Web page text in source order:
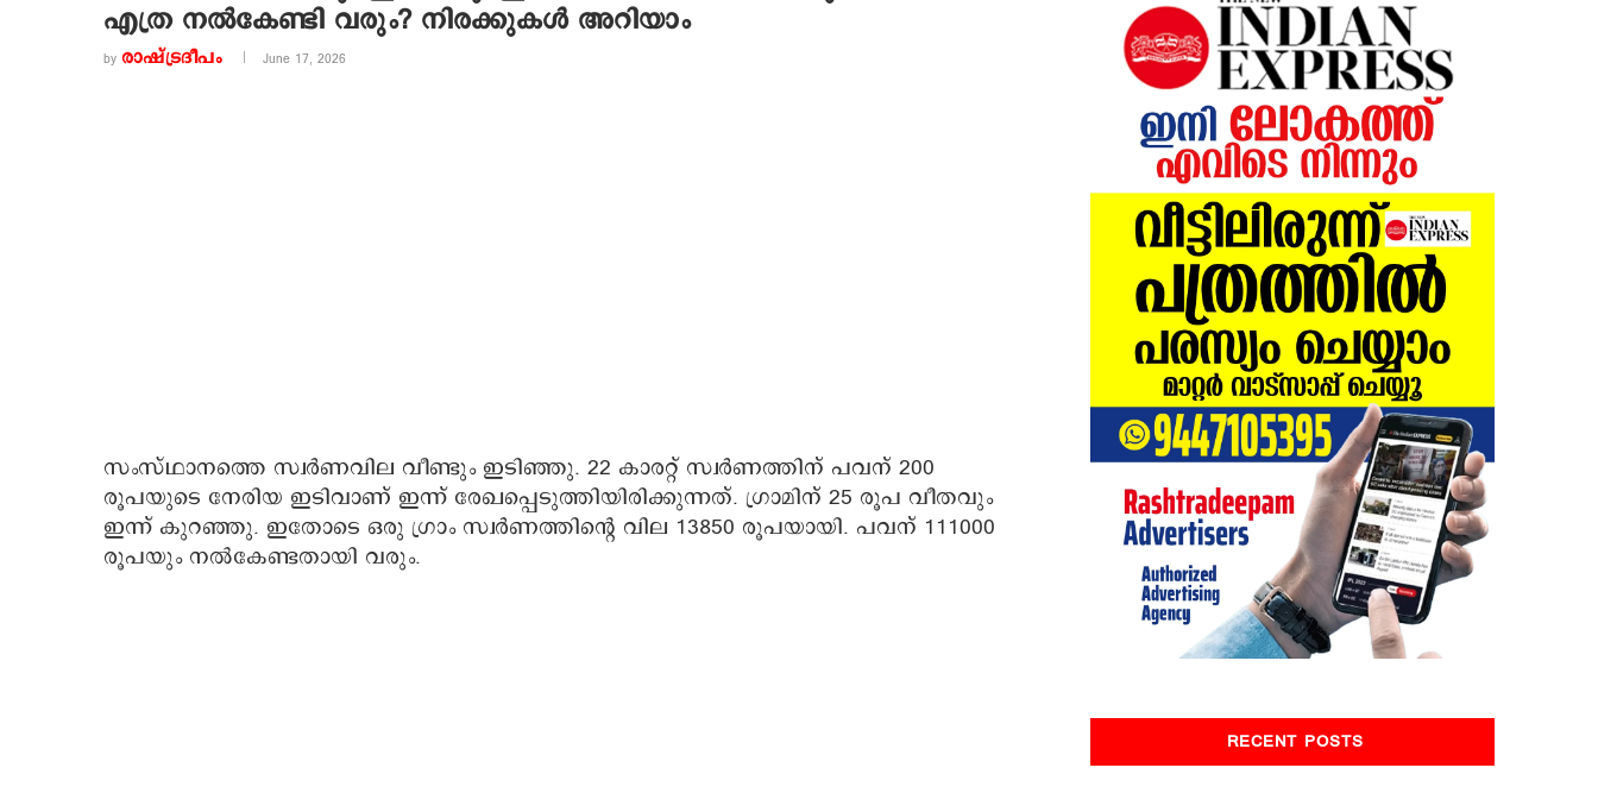
എത്ര നല്‍കേണ്ടി വരും? നിരക്കുകള്‍ അറിയാം
by രാഷ്ട്രദീപം June 17, 2026
സംസ്ഥാനത്തെ സ്വര്‍ണവില വീണ്ടും ഇടിഞ്ഞു. 22 കാരറ്റ് സ്വര്‍ണത്തിന് പവന് 200
രൂപയുടെ നേരിയ ഇടിവാണ് ഇന്ന് രേഖപ്പെടുത്തിയിരിക്കുന്നത്. ഗ്രാമിന് 25 രൂപ വീതവും
ഇന്ന് കുറഞ്ഞു. ഇതോടെ ഒരു ഗ്രാം സ്വര്‍ണത്തിന്റെ വില 13850 രൂപയായി. പവന് 111000
രൂപയും നല്‍കേണ്ടതായി വരും.
RECENT POSTS